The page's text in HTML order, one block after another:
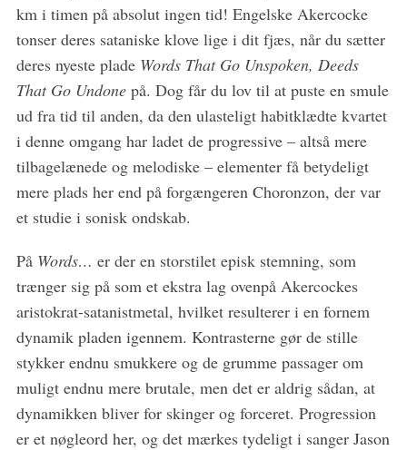
km i timen på absolut ingen tid! Engelske Akercocke
tonser deres sataniske klove lige i dit fjæs, når du sætter
deres nyeste plade Words That Go Unspoken, Deeds
That Go Undonepå. Dog får du lov til at puste en smule
ud fra tid til anden, da den ulasteligt habitklædte kvartet
i denne omgang har ladet de progressive – altså mere
tilbagelænede og melodiske – elementer få betydeligt
mere plads her end på forgængeren Choronzon, der var
et studie i sonisk ondskab.
På Words… er der en storstilet episk stemning, som
trænger sig på som et ekstra lag ovenpå Akercockes
aristokrat-satanistmetal, hvilket resulterer i en fornem
dynamik pladen igennem. Kontrasterne gør de stille
stykker endnu smukkere og de grumme passager om
muligt endnu mere brutale, men det er aldrig sådan, at
dynamikken bliver for skinger og forceret. Progression
er et nøgleord her, og det mærkes tydeligt i sanger Jason
e
r
c
h
f
o
r
: